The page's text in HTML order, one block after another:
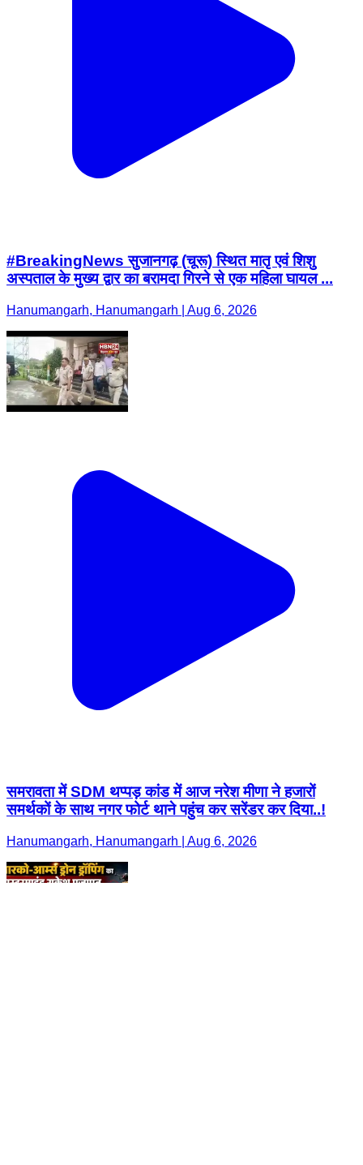
#BreakingNews सुजानगढ़ (चूरू) स्थित मातृ एवं शिशु
अस्पताल के मुख्य द्वार का बरामदा गिरने से एक महिला घायल ...
Hanumangarh, Hanumangarh | Aug 6, 2026
समरावता में SDM थप्पड़ कांड में आज नरेश मीणा ने हजारों
समर्थकों के साथ नगर फोर्ट थाने पहुंच कर सरेंडर कर दिया..!
Hanumangarh, Hanumangarh | Aug 6, 2026